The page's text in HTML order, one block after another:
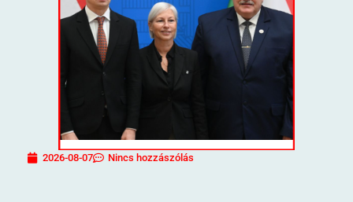
2026-08-07 Nincs hozzászólás